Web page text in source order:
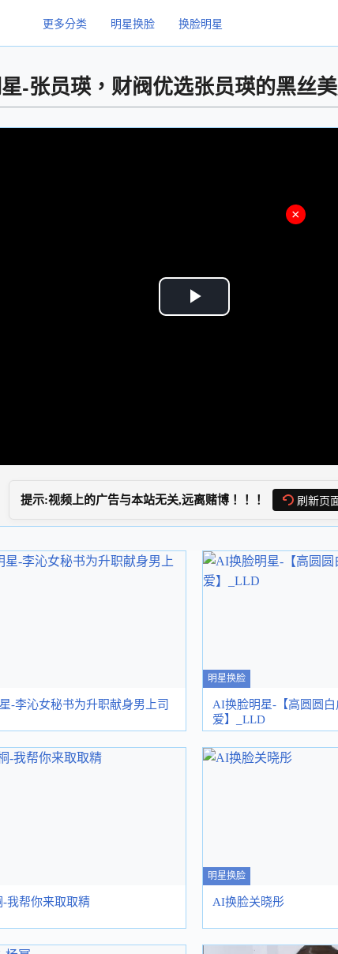
更多分类 明星换脸 换脸明星
-张员瑛，财阀优选张员瑛的黑丝
Play
×
提示:视频上的广告与本站无关,远离赌博！！！ 刷新页
-李沁女秘书为升职献身男上司
明星换脸
AI换脸明星-【高圆圆
爱】_LLD
我帮你来取取精
明星换脸
AI换脸关晓彤